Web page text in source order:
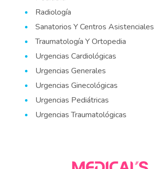
Radiología
Sanatorios Y Centros Asistenciales
Traumatología Y Ortopedia
Urgencias Cardiológicas
Urgencias Generales
Urgencias Ginecológicas
Urgencias Pediátricas
Urgencias Traumatológicas